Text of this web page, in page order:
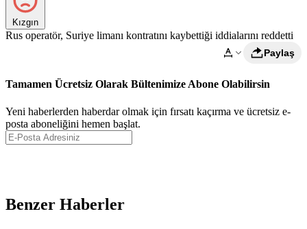
Kızgın
Rus operatör, Suriye limanı kontratını kaybettiği iddialarını reddetti
Paylaş
Tamamen Ücretsiz Olarak Bültenimize Abone Olabilirsin
Yeni haberlerden haberdar olmak için fırsatı kaçırma ve ücretsiz e-
posta aboneliğini hemen başlat.
Benzer Haberler